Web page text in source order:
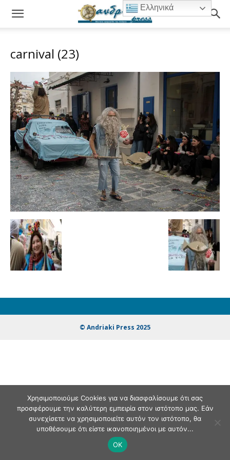
carnival (23)
© Andriaki Press 2025
Ελληνικά
Χρησιμοποιούμε Cookies για να διασφαλίσουμε ότι σας
προσφέρουμε την καλύτερη εμπειρία στον ιστότοπο μας. Εάν
συνεχίσετε να χρησιμοποιείτε αυτόν τον ιστότοπο, θα
υποθέσουμε ότι είστε ικανοποιημένοι με αυτόν...
OK